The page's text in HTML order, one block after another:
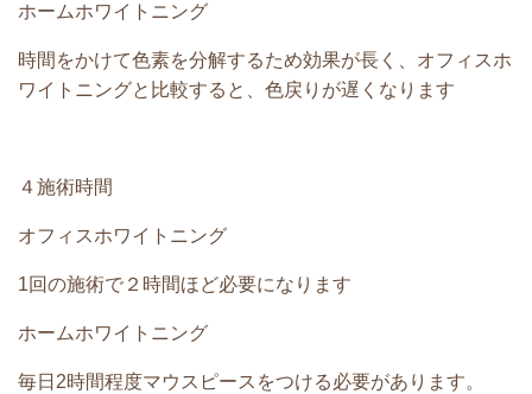
ホームホワイトニング
時間をかけて色素を分解するため効果が長く、オフィスホ
ワイトニングと比較すると、色戻りが遅くなります
４施術時間
オフィスホワイトニング
1回の施術で２時間ほど必要になります
ホームホワイトニング
毎日2時間程度マウスピースをつける必要があります。